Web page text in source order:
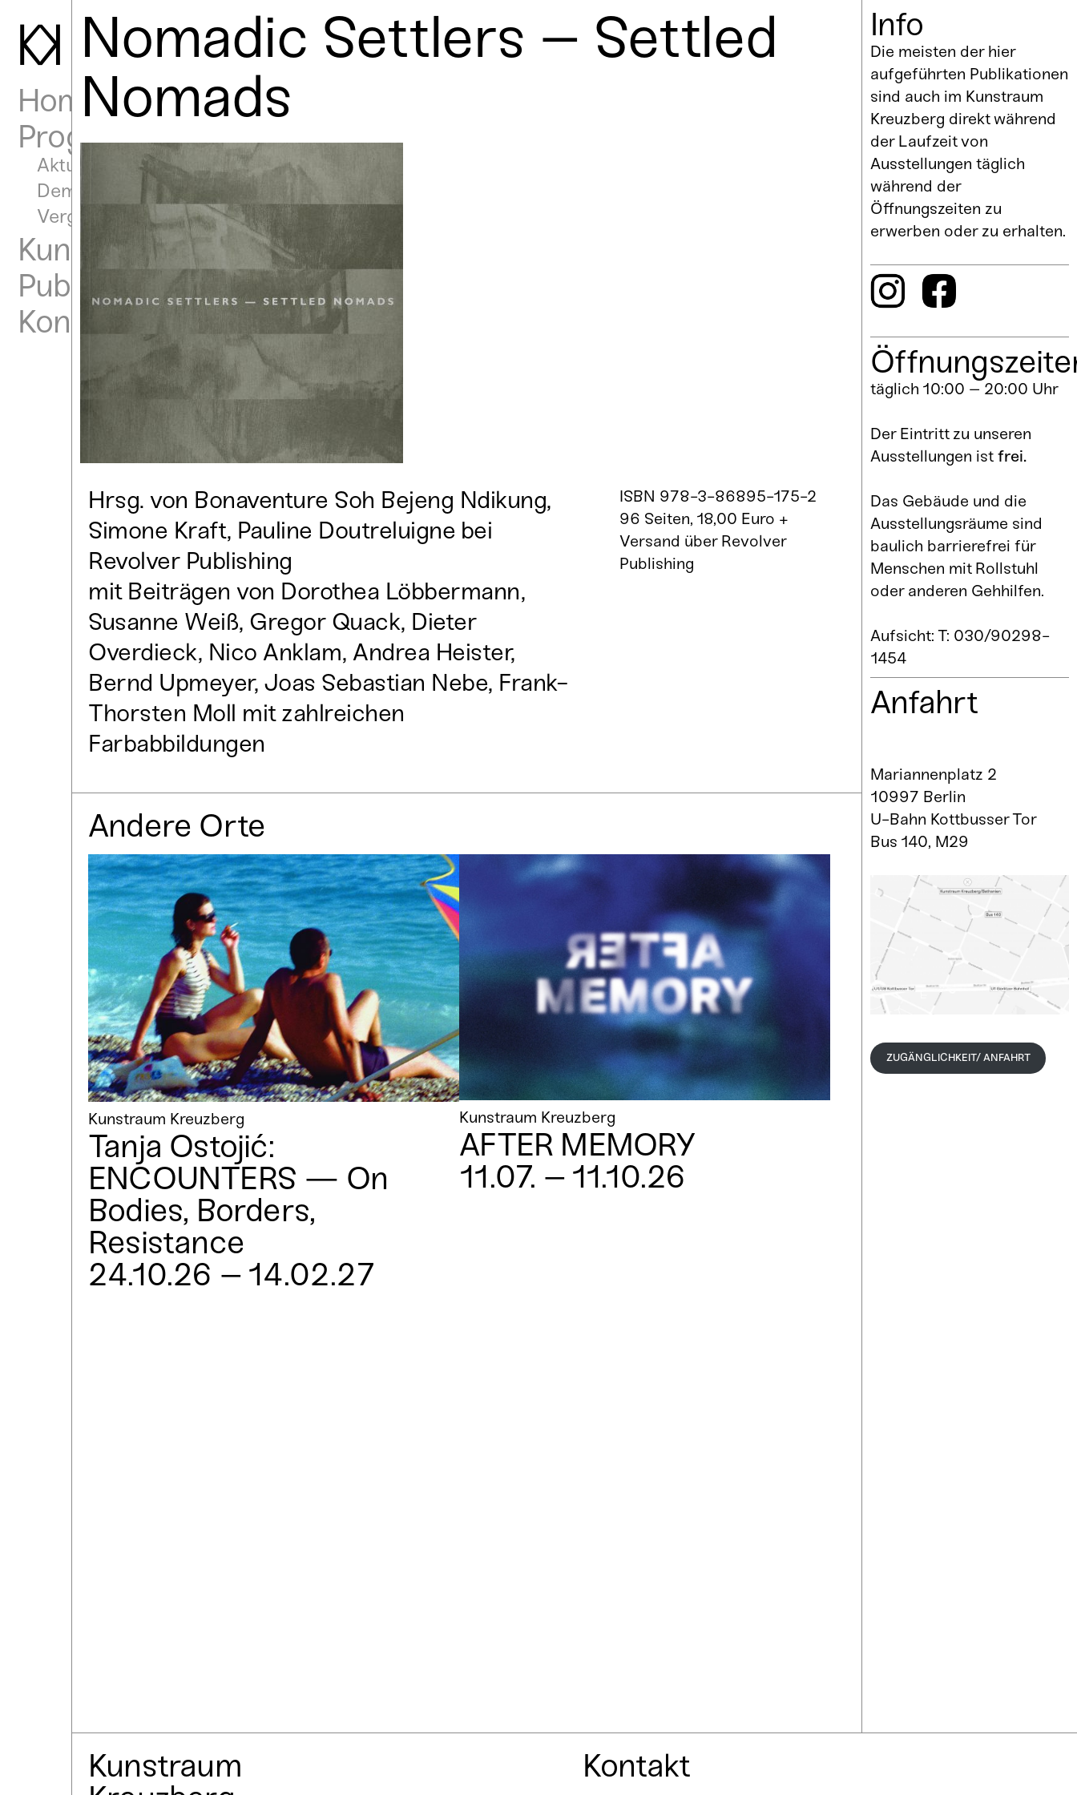
K
Home
Programm
Aktuell
Demnächst
Vergangen
Kunstraum
Publikationen
Kontakt
Nomadic Settlers – Settled
Nomads
Hrsg. von Bonaventure Soh Bejeng Ndikung,
Simone Kraft, Pauline Doutreluigne bei
Revolver Publishing
mit Beiträgen von Dorothea Löbbermann,
Susanne Weiß, Gregor Quack, Dieter
Overdieck, Nico Anklam, Andrea Heister,
Bernd Upmeyer, Joas Sebastian Nebe, Frank-
Thorsten Moll mit zahlreichen
Farbabbildungen
ISBN 978-3-86895-175-2
96 Seiten, 18,00 Euro +
Versand über Revolver
Publishing
Andere Orte
Kunstraum Kreuzberg
Tanja Ostojić:
ENCOUNTERS — On
Bodies, Borders,
Resistance
24.10.26 – 14.02.27
Kunstraum Kreuzberg
AFTER MEMORY
11.07. – 11.10.26
Info
Die meisten der hier
aufgeführten Publikationen
sind auch im Kunstraum
Kreuzberg direkt während
der Laufzeit von
Ausstellungen täglich
während der
Öffnungszeiten zu
erwerben oder zu erhalten.
täglich 10:00 – 20:00 Uhr
Der Eintritt zu unseren
Ausstellungen ist frei.
Das Gebäude und die
Ausstellungsräume sind
baulich barrierefrei für
Menschen mit Rollstuhl
oder anderen Gehhilfen.
Aufsicht: T: 030/90298-
1454
Anfahrt
Mariannenplatz 2
10997 Berlin
U-Bahn Kottbusser Tor
Bus 140, M29
ZUGÄNGLICHKEIT/ ANFAHRT
Kunstraum
Kontakt